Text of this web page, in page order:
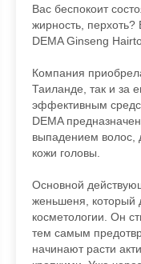
Вас беспокоит
жирность,
DEMA Ginseng
Компания
Таиланде, так и за
эффективным
DEMA
выпадением волос,
кожи головы.
Основной
женьшеня, который
косметологии. Он
тем самым
начинают расти